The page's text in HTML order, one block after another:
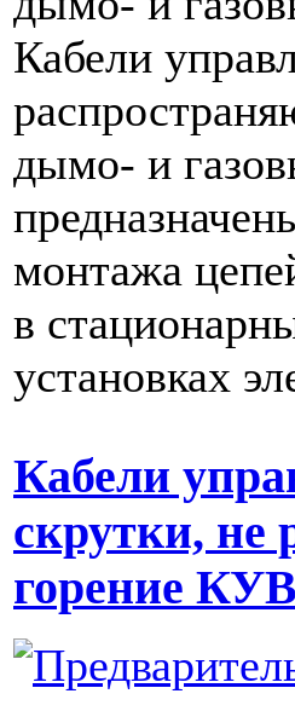
Кабели
дымо- и
монтажа
в
установках
Кабели
скрутки, не
горение